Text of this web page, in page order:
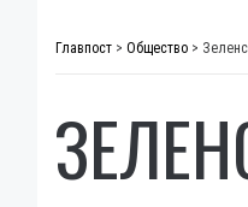
Главпост > Общество >